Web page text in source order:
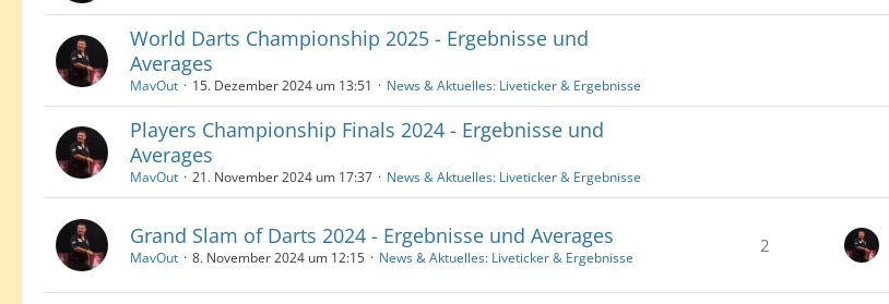
World Darts Championship 2025 - Ergebnisse und
Averages
MavOut 15. Dezember 2024 um 13:51 News & Aktuelles: Liveticker & Ergebnisse
Players Championship Finals 2024 - Ergebnisse und
Averages
MavOut 21. November 2024 um 17:37 News & Aktuelles: Liveticker & Ergebnisse
Grand Slam of Darts 2024 - Ergebnisse und Averages
MavOut 8. November 2024 um 12:15 News & Aktuelles: Liveticker & Ergebnisse
2